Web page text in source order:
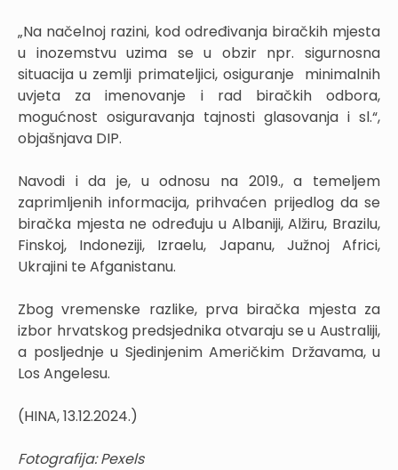
„Na načelnoj razini, kod određivanja biračkih mjesta
u inozemstvu uzima se u obzir npr. sigurnosna
situacija u zemlji primateljici, osiguranje minimalnih
uvjeta za imenovanje i rad biračkih odbora,
mogućnost osiguravanja tajnosti glasovanja i sl.“,
objašnjava DIP.
Navodi i da je, u odnosu na 2019., a temeljem
zaprimljenih informacija, prihvaćen prijedlog da se
biračka mjesta ne određuju u Albaniji, Alžiru, Brazilu,
Finskoj, Indoneziji, Izraelu, Japanu, Južnoj Africi,
Ukrajini te Afganistanu.
Zbog vremenske razlike, prva biračka mjesta za
izbor hrvatskog predsjednika otvaraju se u Australiji,
a posljednje u Sjedinjenim Američkim Državama, u
Los Angelesu.
(HINA, 13.12.2024.)
Fotografija: Pexels